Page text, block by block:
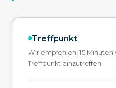
Treffpunkt
Wir empfehlen, 15 Minuten
Treffpunkt einzutreffen.